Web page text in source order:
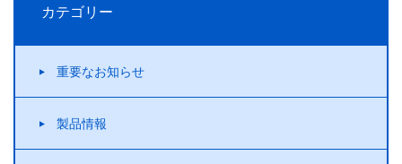
カテゴリー
重要なお知らせ
製品情報